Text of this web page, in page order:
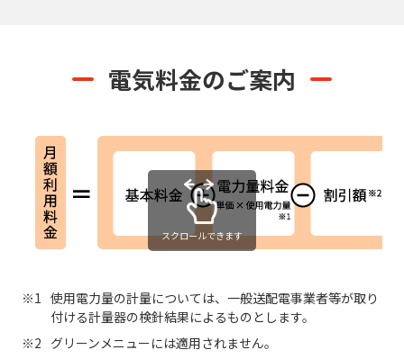
電気料金のご案内
スクロールできます
使用電力量の計量については、一般送配電事業者等が取り
付ける計量器の検針結果によるものとします。
グリーンメニューには適用されません。